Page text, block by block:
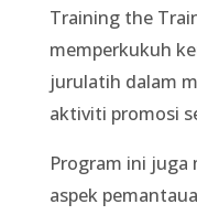
Training the
memperkukuh
jurulatih dalam
aktiviti promosi
Program ini juga
aspek